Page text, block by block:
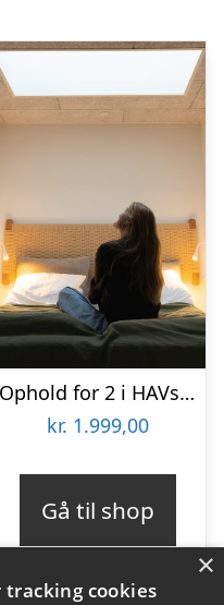
Ophold for 2 i HAVsuites Prima med stjernekig
kr. 1.999,00
Gå til shop
×
cookies